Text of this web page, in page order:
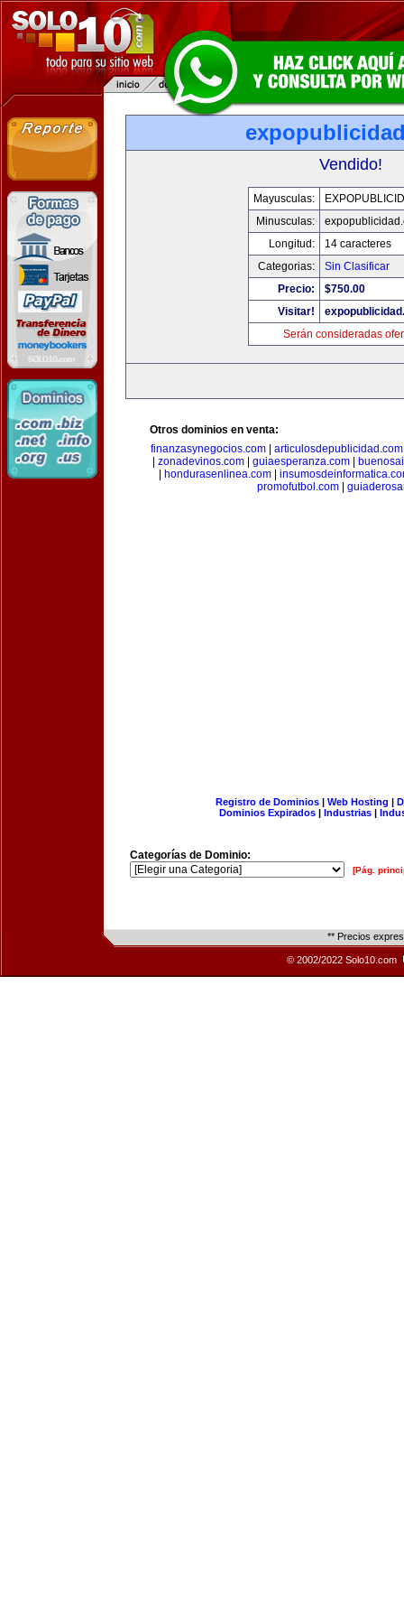
Vendido!
Mayusculas:
Minusculas:
Longitud:
14 caracteres
Categorias:
Sin Clasificar
Precio:
$750.00
Visitar!
Serán consideradas
Otros dominios en venta:
finanzasynegocios.com| articulosdepublicidad.com
zonadevinos.com| guiaesperanza.com|
hondurasenlinea.com|
promofutbol.com
Registro de Dominios| Web Hosting |
Dominios Expirados | Industrias |
Categorías de Dominio:
[Pág.
** Precios
© 2002/2022 Solo10.com